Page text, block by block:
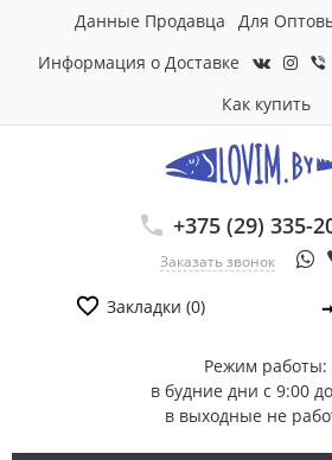
Данные Продавца
Для
Информация о Доставке
Как купить
+375 (29) 335-
Заказать звонок
Режим работы:
в будние дни с 9:00
в выходные не
Закладки (0)